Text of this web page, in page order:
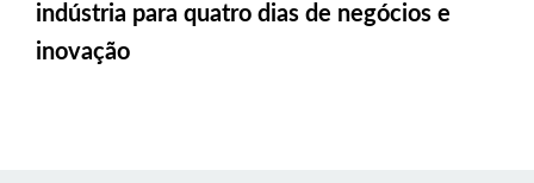
indústria para quatro dias de negócios e
inovação